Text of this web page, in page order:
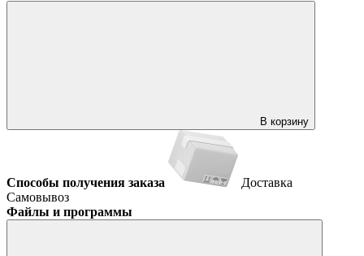
В корзину
Способы получения заказа
Доставка
Самовывоз
Файлы и программы